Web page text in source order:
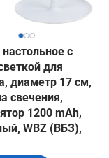
с
для
диаметр 17 см,
свечения,
1200 mAh,
WBZ (ВБЗ),